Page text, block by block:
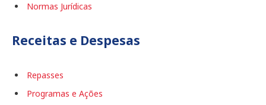
Normas Jurídicas
Receitas e Despesas
Repasses
Programas e Ações